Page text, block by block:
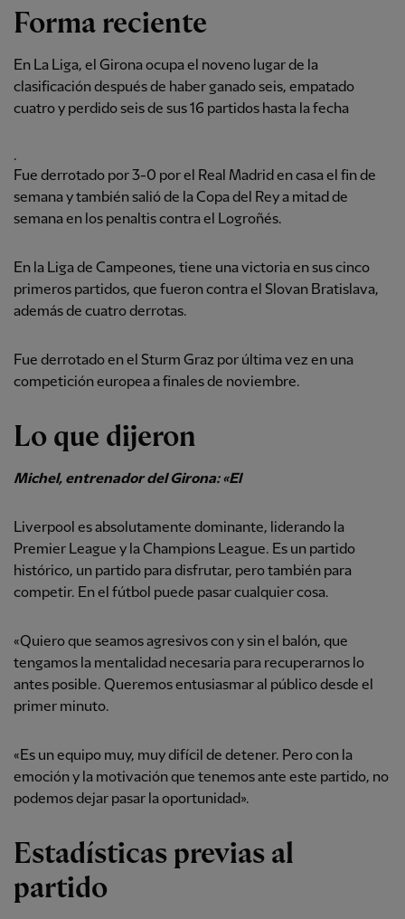
Forma reciente
En La Liga, el Girona ocupa el noveno lugar de la
clasificación después de haber ganado seis, empatado
cuatro y perdido seis de sus 16 partidos hasta la fecha
.
Fue derrotado por 3-0 por el Real Madrid en casa el fin de
semana y también salió de la Copa del Rey a mitad de
semana en los penaltis contra el Logroñés.
En la Liga de Campeones, tiene una victoria en sus cinco
primeros partidos, que fueron contra el Slovan Bratislava,
además de cuatro derrotas.
Fue derrotado en el Sturm Graz por última vez en una
competición europea a finales de noviembre.
Lo que dijeron
Michel, entrenador del Girona: «El
Liverpool es absolutamente dominante, liderando la
Premier League y la Champions League. Es un partido
histórico, un partido para disfrutar, pero también para
competir. En el fútbol puede pasar cualquier cosa.
«Quiero que seamos agresivos con y sin el balón, que
tengamos la mentalidad necesaria para recuperarnos lo
antes posible. Queremos entusiasmar al público desde el
primer minuto.
«Es un equipo muy, muy difícil de detener. Pero con la
emoción y la motivación que tenemos ante este partido, no
podemos dejar pasar la oportunidad».
Estadísticas previas al
partido